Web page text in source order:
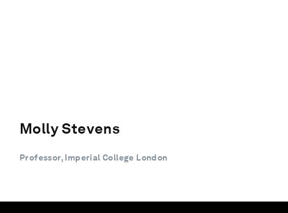
Molly Stevens
Professor, Imperial College London